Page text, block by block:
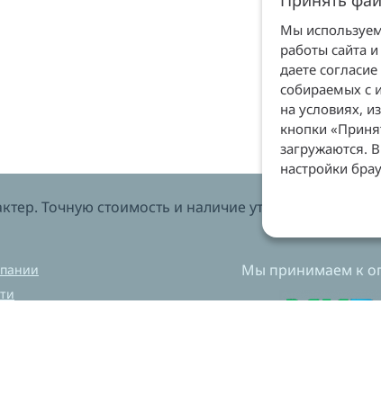
Точную стоимость и наличие уточняйте у
Мы принимаем к
Мы
работы сайта
даете
собираемых с
на условиях,
кнопки
загружаются.
настройки